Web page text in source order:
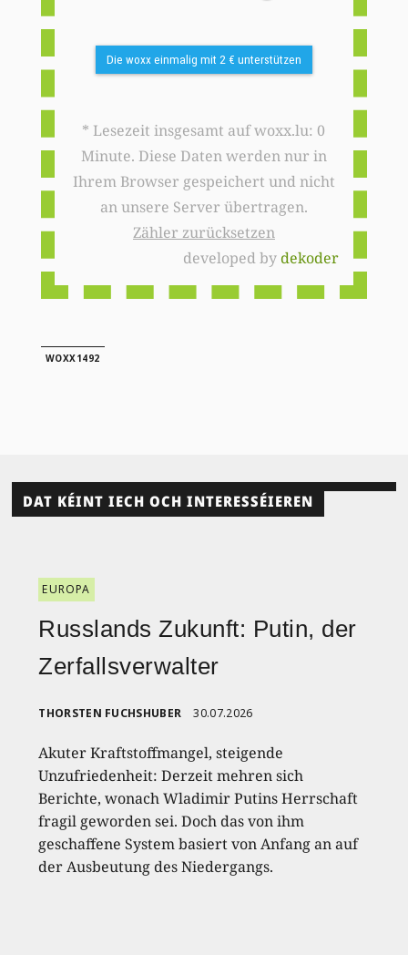
Die woxx einmalig mit 2 € unterstützen
* Lesezeit insgesamt auf woxx.lu: 0
Minute. Diese Daten werden nur in
Ihrem Browser gespeichert und nicht
an unsere Server übertragen.
Zähler zurücksetzen
developed bydekoder
WOXX1492
DAT KÉINT IECH OCH INTERESSÉIEREN
EUROPA
Russlands Zukunft: Putin, der
Zerfallsverwalter
THORSTEN FUCHSHUBER 30.07.2026
Akuter Kraftstoffmangel, steigende
Unzufriedenheit: Derzeit mehren sich
Berichte, wonach Wladimir Putins Herrschaft
fragil geworden sei. Doch das von ihm
geschaffene System basiert von Anfang an auf
der Ausbeutung des Niedergangs.